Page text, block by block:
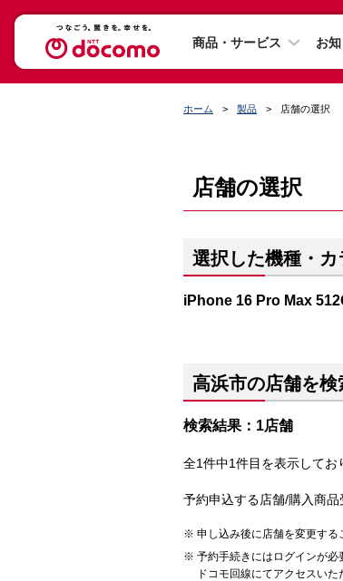
商品・サービス お
ホーム 製品 店舗の選択
店舗の選択
選択した機種・カ
iPhone 16 Pro Max
高浜市の店舗を
検索結果：1店舗
全1件中1件目を表示してお
予約申込する店舗/購入商品
申し込み後に店舗を変更する
予約手続きにはログインが必
ドコモ回線にてアクセスい